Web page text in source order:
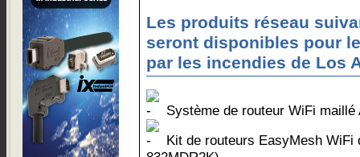
Les produits réseau
seront disponibles pour
par les incendies de Los
Système de routeur WiFi
Kit de routeurs EasyMesh WiFi